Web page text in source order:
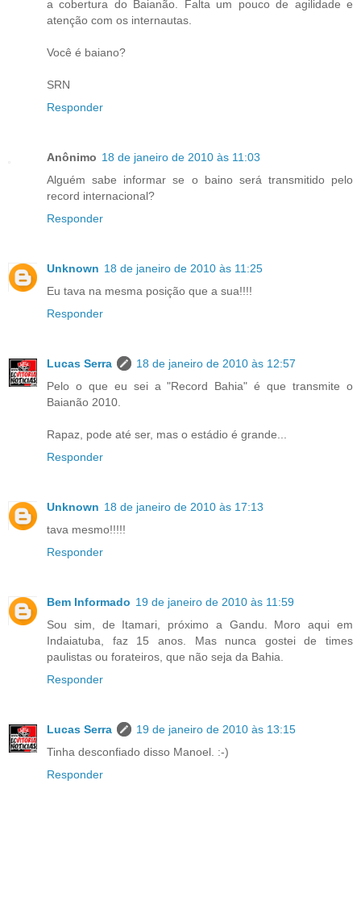
a cobertura do Baianão. Falta um pouco de agilidade e
atenção com os internautas.
Você é baiano?
SRN
Responder
Anônimo 18 de janeiro de 2010 às 11:03
Alguém sabe informar se o baino será transmitido pelo
record internacional?
Responder
Unknown 18 de janeiro de 2010 às 11:25
Eu tava na mesma posição que a sua!!!!
Responder
Lucas Serra
18 de janeiro de 2010 às 12:57
Pelo o que eu sei a "Record Bahia" é que transmite o
Baianão 2010.
Rapaz, pode até ser, mas o estádio é grande...
Responder
Unknown 18 de janeiro de 2010 às 17:13
tava mesmo!!!!!
Responder
Bem Informado 19 de janeiro de 2010 às 11:59
Sou sim, de Itamari, próximo a Gandu. Moro aqui em
Indaiatuba, faz 15 anos. Mas nunca gostei de times
paulistas ou forateiros, que não seja da Bahia.
Responder
Lucas Serra
19 de janeiro de 2010 às 13:15
Tinha desconfiado disso Manoel. :-)
Responder